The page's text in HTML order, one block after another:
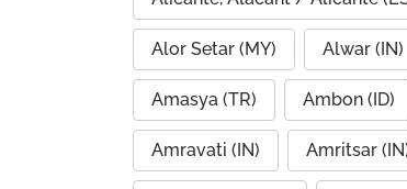
Alor Setar (MY) Alwar (IN)
Amasya (TR) Ambon (ID)
Amravati (IN) Amritsar